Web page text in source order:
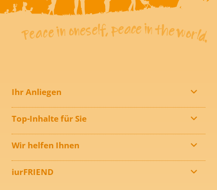
Ihr Anliegen
Top-Inhalte für Sie
Wir helfen Ihnen
iurFRIEND